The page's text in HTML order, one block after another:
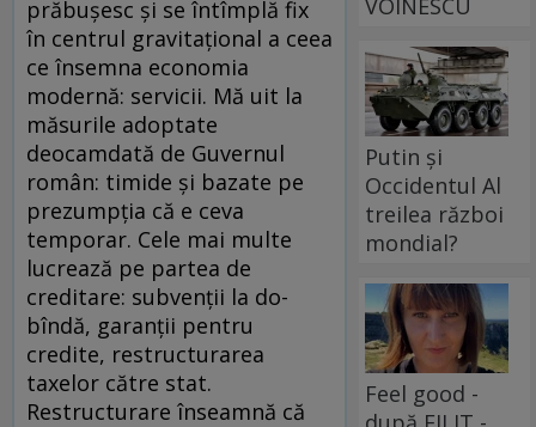
prăbușesc și se întîmplă fix
în centrul gravitațional a ceea
ce însemna economia
modernă: servicii. Mă uit la
măsurile adoptate
deocamdată de Guvernul
român: timide și bazate pe
prezumpția că e ceva
temporar. Cele mai multe
lucrează pe partea de
creditare: subvenții la do­
bîndă, garanții pentru
credite, restructurarea
taxelor către stat.
Restructurare înseamnă că
VOINESCU
Putin și
Occidentul Al
treilea război
mondial?
Feel good -